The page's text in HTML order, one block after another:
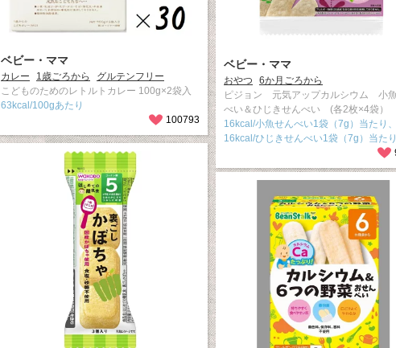
ベビー・ママ
カレー 1歳ごろから
グルテンフリー
こどものためのレトルトカレー 100g×2袋入
63kcal/100gあたり
100793
ベビー・ママ
おやつ
6か月ごろから
ピジョン 元気アップカルシウム 小
べい＆ひじきせんべい (各2枚×4袋）
16kcal/小魚せんべい1袋（7g）当たり、
16kcal/ひじきせんべい1袋（7g）当たり